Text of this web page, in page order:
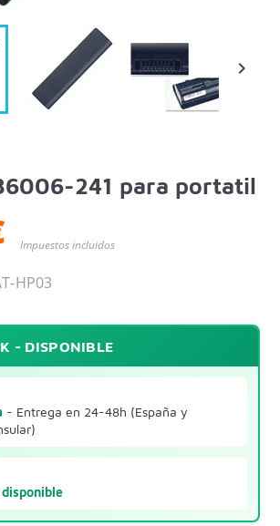

241 para portatil
Impuestos incluidos
HP03
- DISPONIBLE
- Entrega en 24-48h (España y